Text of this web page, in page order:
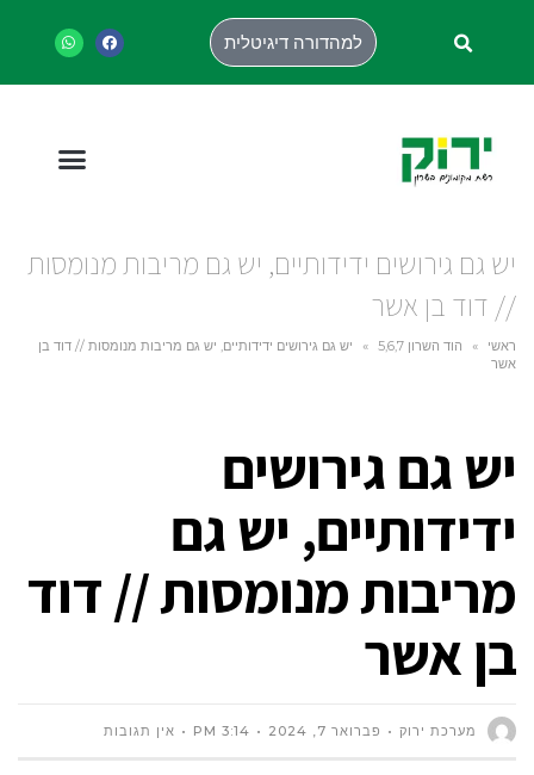
למהדורה דיגיטלית
יש גם גירושים ידידותיים, יש גם מריבות מנומסות
// דוד בן אשר
ראשי » הוד השרון 5,6,7 »
יש גם גירושים ידידותיים, יש גם מריבות מנומסות // דוד בן
אשר
יש גם גירושים
ידידותיים, יש גם
מריבות מנומסות // דוד
בן אשר
מערכת ירוק פברואר 7, 2024 3:14 PM אין תגובות